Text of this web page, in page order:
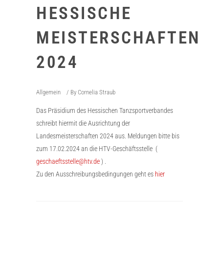
HESSISCHE
MEISTERSCHAFTEN
2024
Allgemein By Cornelia Straub
Das Präsidium des Hessischen Tanzsportverbandes
schreibt hiermit die Ausrichtung der
Landesmeisterschaften 2024 aus. Meldungen bitte bis
zum 17.02.2024 an die HTV-Geschäftsstelle (
geschaeftsstelle@htv.de) .
Zu den Ausschreibungsbedingungen geht es hier